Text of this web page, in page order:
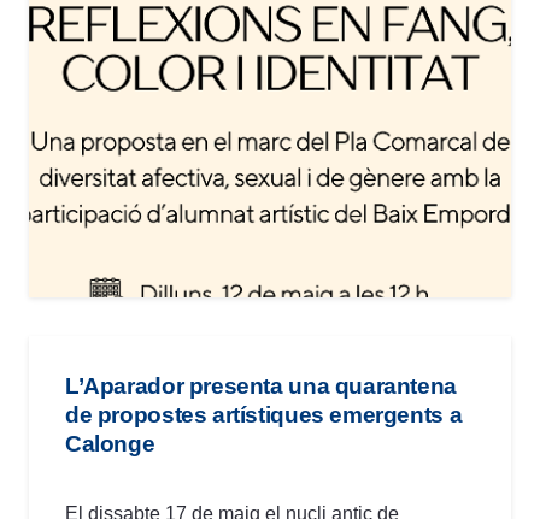
L’Aparador presenta una quarantena
de propostes artístiques emergents a
Calonge
El dissabte 17 de maig el nucli antic de